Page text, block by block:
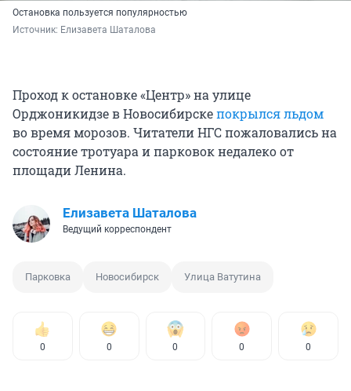
Остановка пользуется популярностью
Источник: Елизавета Шаталова
Проход к остановке «Центр» на улице
Орджоникидзе в Новосибирскепокрылся льдом
во время морозов. Читатели НГС пожаловались на
состояние тротуара и парковок недалеко от
площади Ленина.
Елизавета Шаталова
Ведущий корреспондент
Парковка Новосибирск Улица Ватутина
0 0 0 0 0